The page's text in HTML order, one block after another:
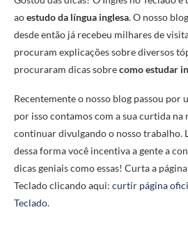
aoestudo da língua inglesa. O nosso
desde então já recebeu milhares de
procuram explicações sobre diversos
procuraram dicas sobrecomo estudar
Recentemente o nosso blog passou por
por isso contamos com a sua curtida na
continuar divulgando o nosso trabalho.
dessa forma você incentiva a gente a
dicas geniais como essas! Curta a
Teclado clicando aqui: curtir página
Teclado.